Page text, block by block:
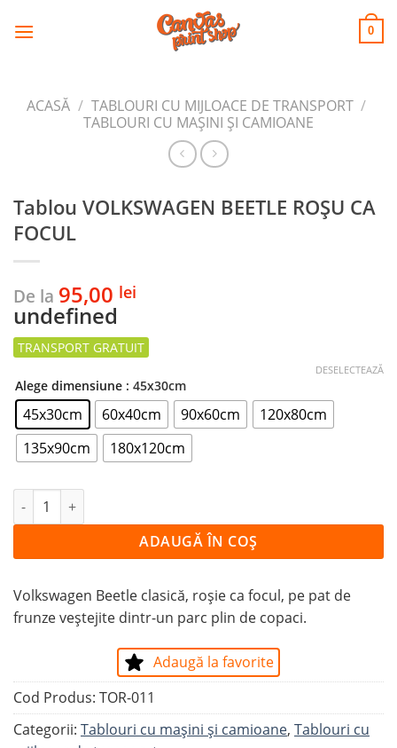
CANVAS
PRINT SHOP 0
ACASĂ / TABLOURI CU MIJLOACE DE TRANSPORT /
TABLOURI CU MAŞINI ŞI CAMIOANE
Tablou VOLKSWAGEN BEETLE ROȘU CA
FOCUL
De la 95,00 lei
undefined
Alege dimensiune : 45x30cm
45x30cm 60x40cm 90x60cm
120x80cm
135x90cm
180x120cm
DESELECTEAZĂ
Cantitate Tablou VOLKSWAGEN BEETLE ROȘU CA FOCUL
ADAUGĂ ÎN COȘ
Volkswagen Beetle clasică, roșie ca focul, pe pat de
frunze veștejite dintr-un parc plin de copaci.
Adaugă la favorite
Cod Produs: TOR-011
Categorii: Tablouri cu maşini şi camioane, Tablouri cu